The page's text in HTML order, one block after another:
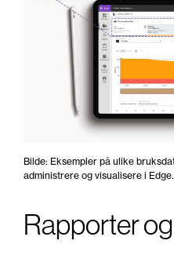
Bilde: Eksempler på ulike
administrere og visualisere i Edge.
Rapporter